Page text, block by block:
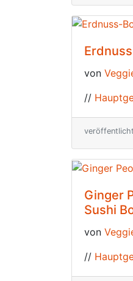
von
//
Ginger
Sushi
von
//